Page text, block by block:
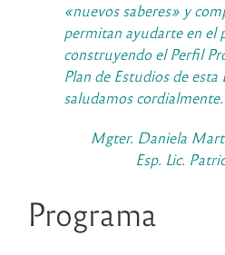
«nuevos saberes» y
permitan ayudarte en el
construyendo el Perfil
Plan de Estudios de esta
saludamos cordialmente.
Mgter. Daniela
Esp. Lic.
Programa